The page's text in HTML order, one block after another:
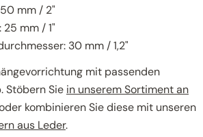
mm / 2"
mm / 1"
30 mm / 1,2"
mit passenden
Stöbern Sie in unserem Sortiment an
kombinieren Sie diese mit unseren
aus Leder.